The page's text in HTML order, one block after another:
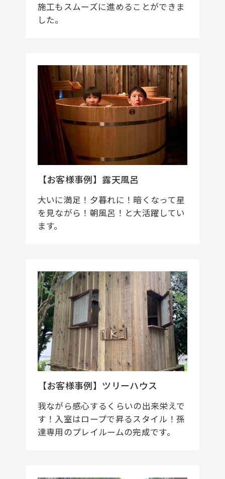
施工もスムーズに進めることができま
した。
【お客様事例】露天風呂
大いに満足！夕暮れに！暗くなって星
を見ながら！朝風呂！と大活躍してい
ます。
【お客様事例】ツリーハウス
我ながら感心するくらいの出来栄えで
す！入室はロープで昇るスタイル！孫
達専用のプレイルームの完成です。